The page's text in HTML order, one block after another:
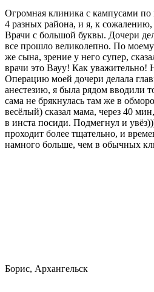
Огромная клиника с кампусами по
4 разных района, и я, к
Врачи с большой буквы. Дочери
все прошло великолепно. По
же сына, зрение у него супер,
врачи это Вауу! Как уважительно!
Операцию моей дочери делала
анестезию, я была рядом вводили
сама не брякнулась там же в
весёлый) сказал мама, через 40
в инста посиди. Подмегнул и
проходит более тщательно, и
намного больше, чем в обычных
Борис, Архангельск